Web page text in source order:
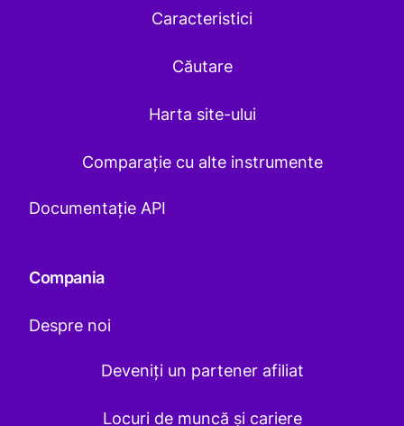
Caracteristici
Căutare
Harta site-ului
Comparație cu alte instrumente
Documentație API
Compania
Despre noi
Deveniți un partener afiliat
Locuri de muncă și cariere